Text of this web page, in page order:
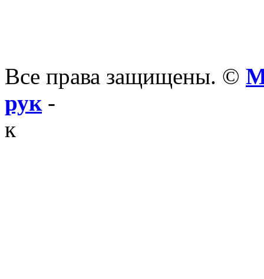
Все права защищены. ©
рук-
к